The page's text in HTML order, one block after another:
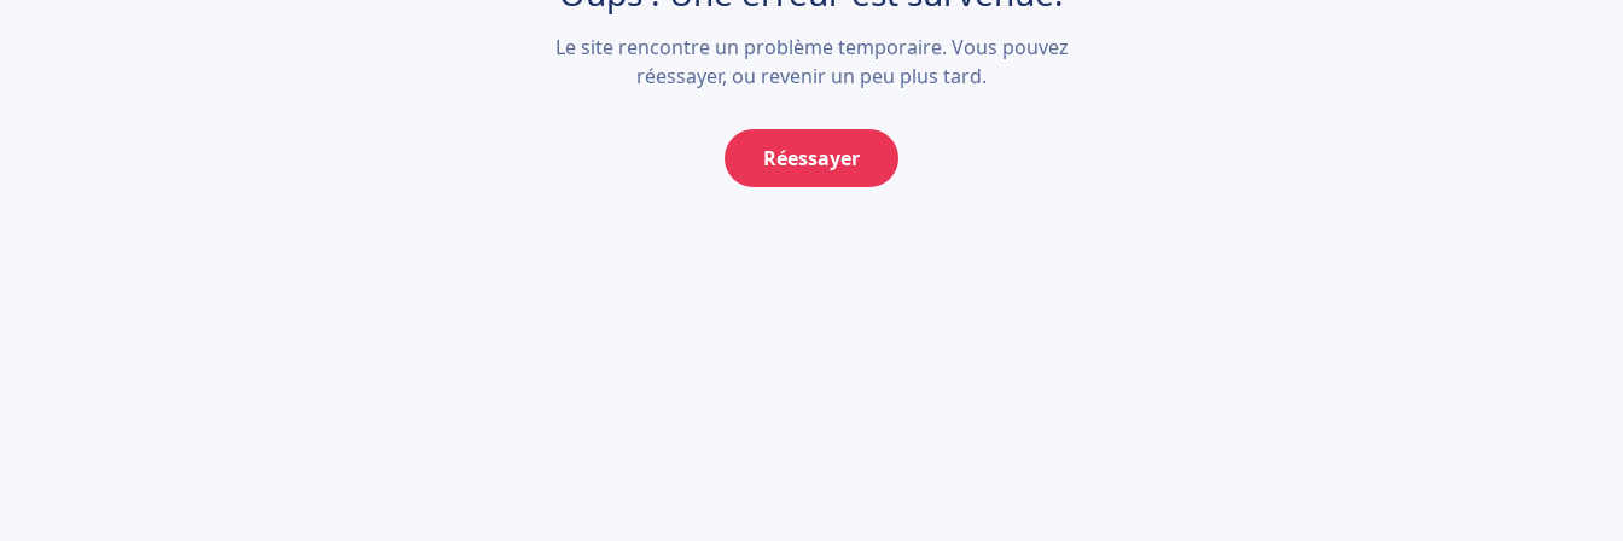
Le site rencontre un problème temporaire. Vous pouvez
réessayer, ou revenir un peu plus tard.
Réessayer